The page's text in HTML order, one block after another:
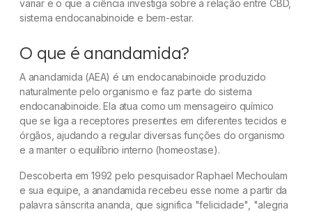
variar e o que a ciência investiga sobre a relação entre CBD,
sistema endocanabinoide e bem-estar.
O que é anandamida?
A anandamida (AEA) é um endocanabinoide produzido
naturalmente pelo organismo e faz parte do sistema
endocanabinoide. Ela atua como um mensageiro químico
que se liga a receptores presentes em diferentes tecidos e
órgãos, ajudando a regular diversas funções do organismo
e a manter o equilíbrio interno (homeostase).
Descoberta em 1992 pelo pesquisador Raphael Mechoulam
e sua equipe, a anandamida recebeu esse nome a partir da
palavra sânscritaananda , que significa "felicidade", "alegria